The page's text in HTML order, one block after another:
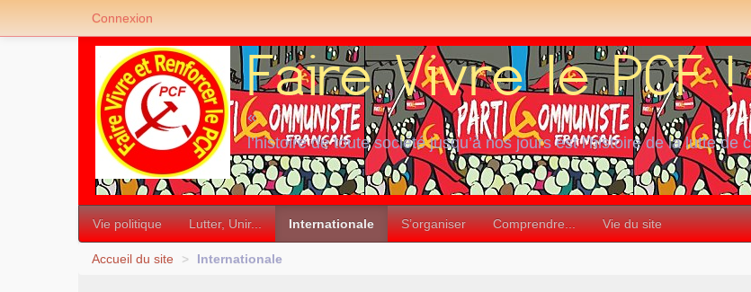
«
l’histoire de toute société jusqu’à nos jours est l’histoire de la lutte de
»
Vie politique Lutter, Unir... Internationale S’organiser Comprendre... Vie du site
Accueil du site > Internationale
Connexion